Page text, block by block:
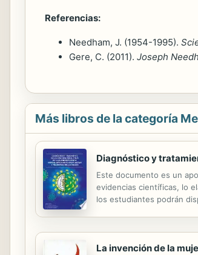
Referencias:
Needham, J. (1954-1995).
Gere, C. (2011). Joseph
Más libros de la categoría
Diagnóstico y
Este documento es un
evidencias científicas, lo
los estudiantes podrán
La invención de la